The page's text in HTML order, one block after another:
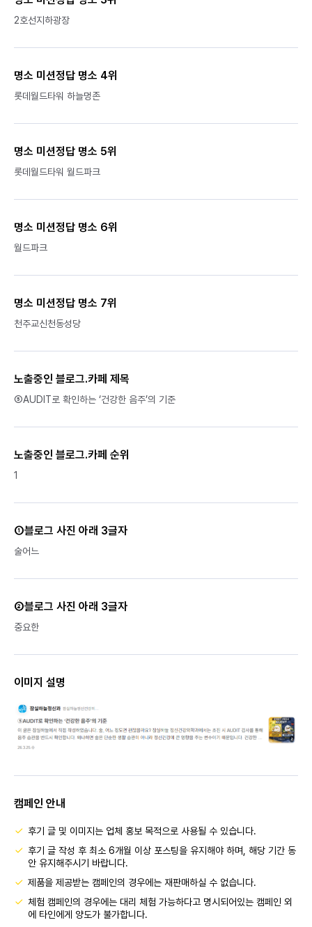
2호선지하광장
명소 미션정답 명소 4위
롯데월드타워 하늘멍존
명소 미션정답 명소 5위
롯데월드타워 월드파크
명소 미션정답 명소 6위
월드파크
명소 미션정답 명소 7위
천주교신천동성당
노출중인 블로그.카페 제목
⑤AUDIT로 확인하는 ‘건강한 음주’의 기준
노출중인 블로그.카페 순위
1
①블로그 사진 아래 3글자
술어느
②블로그 사진 아래 3글자
중요한
이미지 설명
캠페인 안내
후기 글 및 이미지는 업체 홍보 목적으로 사용될 수 있습니다.
후기 글 작성 후 최소 6개월 이상 포스팅을 유지해야 하며, 해당 기간 동
안 유지해주시기 바랍니다.
제품을 제공받는 캠페인의 경우에는 재판매하실 수 없습니다.
체험 캠페인의 경우에는 대리 체험 가능하다고 명시되어있는 캠페인 외
에 타인에게 양도가 불가합니다.